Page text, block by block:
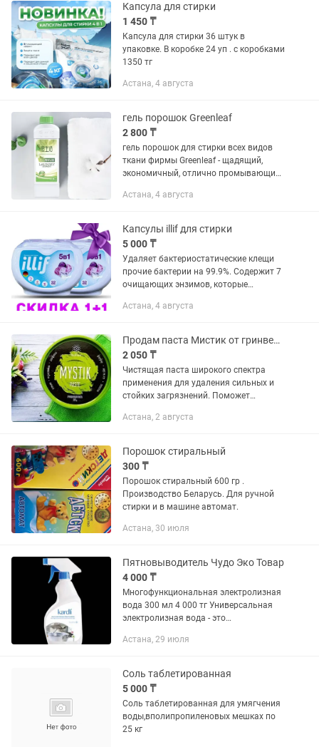
Капсула для стирки
1 450 ₸
Капсула для стирки 36 штук в
упаковке. В коробке 24 уп . с коробками
1350 тг
Астана, 4 августа
гель порошок Greenleaf
2 800 ₸
гель порошок для стирки всех видов
ткани фирмы Greenleaf - щадящий,
экономичный, отлично промывающий
чем у других
Астана, 4 августа
Капсулы illif для стирки
5 000 ₸
Удаляет бактериостатические клещи
прочие бактерии на 99.9%. Содержит 7
очищающих энзимов, которые
загрязнения в 8 раз. Защитная
Астана, 4 августа
Продам паста Мистик от гринвей, вся продукция
2 050 ₸
Чистящая паста широкого спектра
применения для удаления сильных и
стойких загрязнений. Поможет
кухне и в ванной комнате, отлично
Астана, 2 августа
Порошок стиральный
300 ₸
Порошок стиральный 600 гр .
Производство Беларусь. Для ручной
стирки и в машине автомат.
Астана, 30 июля
Пятновыводитель Чудо Эко Товар
4 000 ₸
Многофункциональная электролизная
вода 300 мл 4 000 тг Универсальная
электролизная вода - это
поколения, разработанный с
Астана, 29 июля
Соль таблетированная
5 000 ₸
Соль таблетированная для умягчения
воды,вполипропиленовых мешках по
25 кг